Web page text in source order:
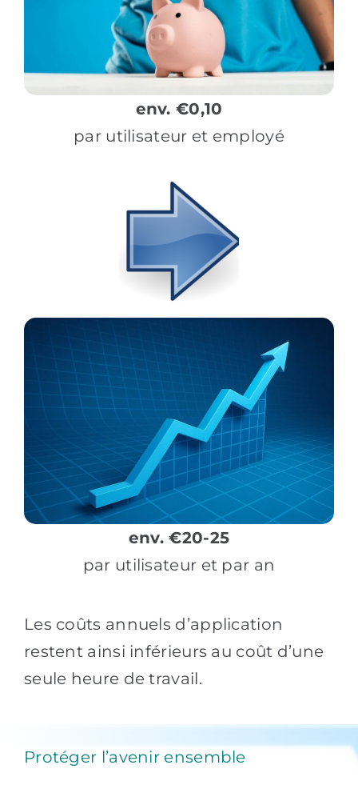
env. €0,10
par utilisateur et employé
env. €20-25
par utilisateur et par an
Les coûts annuels d’application
restent ainsi inférieurs au coût d’une
seule heure de travail.
Protéger l’avenir ensemble